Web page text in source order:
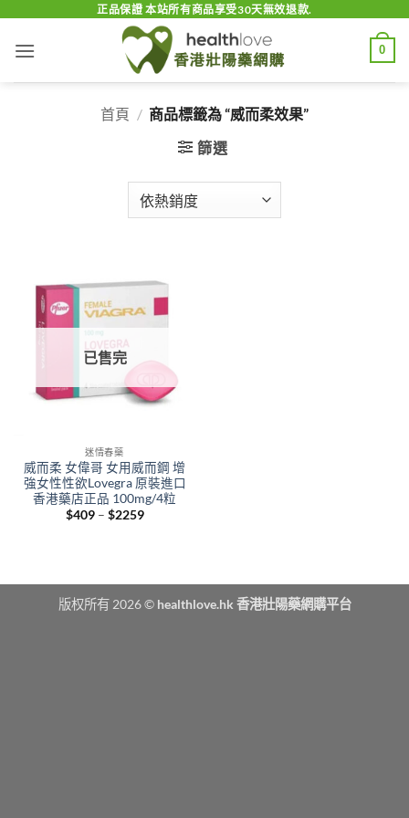
content
正品保證 本站所有商品享受30天無效退款.
0
首頁 / 商品標籤為 “威而柔效果”
篩選
已售完
迷情春藥
威而柔 女偉哥 女用威而鋼 增
強女性性欲Lovegra 原裝進口
香港藥店正品 100mg/4粒
$409 – $2259Price
版权所有 2026 © healthlove.hk 香港壯陽藥網購平台